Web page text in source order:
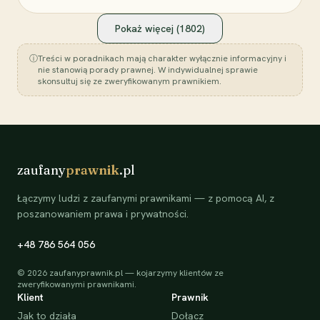
Pokaż więcej (1802)
ⓘTreści w poradnikach mają charakter wyłącznie informacyjny i
nie stanowią porady prawnej. W indywidualnej sprawie
skonsultuj się ze zweryfikowanym prawnikiem.
zaufanyprawnik.pl
Łączymy ludzi z zaufanymi prawnikami — z pomocą AI, z
poszanowaniem prawa i prywatności.
+48 786 564 056
© 2026 zaufanyprawnik.pl — kojarzymy klientów ze
zweryfikowanymi prawnikami.
Klient
Jak to działa
Prawnik
Dołącz